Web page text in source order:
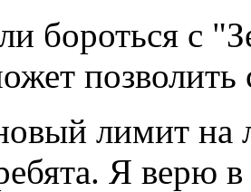
бороться с
лимит на
Я верю в